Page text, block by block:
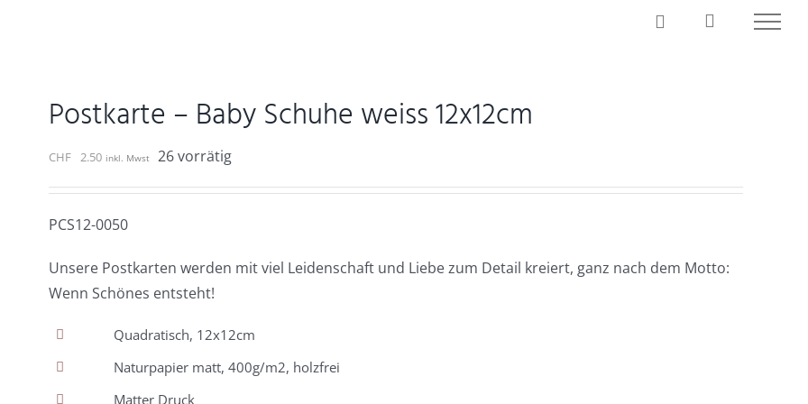
Postkarte – Baby Schuhe weiss 12x12cm
CHF 2.50 inkl. Mwst 26 vorrätig
PCS12-0050
Unsere Postkarten werden mit viel Leidenschaft und Liebe zum Detail kreiert, ganz nach dem Motto:
Wenn Schönes entsteht!
Quadratisch, 12x12cm
Naturpapier matt, 400g/m2, holzfrei
Matter Druck